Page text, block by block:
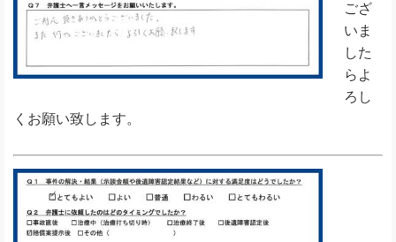
ござ
いま
した
らよ
ろし
くお願い致します。